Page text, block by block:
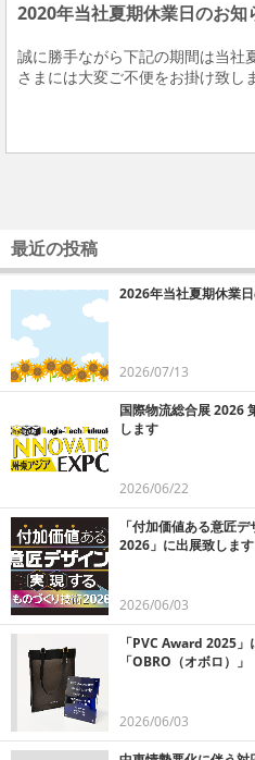
2020年当社夏期休業日のお知
誠に勝手ながら下記の期間は当社
さまには大変ご不便をお掛け致し
最近の投稿
2026年当社夏期休業
2026/07/13
国際物流総合展 2026
します
2026/06/22
「付加価値ある意匠
2026」に出展致します
2026/06/03
「PVC Award 2025
「OBRO（オボロ）」
2026/06/03